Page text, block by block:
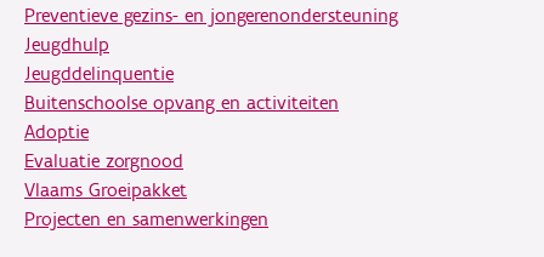
Preventieve gezins- en jongerenondersteuning
Jeugdhulp
Jeugddelinquentie
Buitenschoolse opvang en activiteiten
Adoptie
Evaluatie zorgnood
Vlaams Groeipakket
Projecten en samenwerkingen